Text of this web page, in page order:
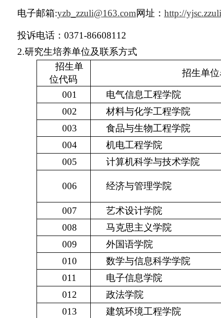
电子邮箱:yzb_zzuli@163.com网址： http://
投诉电话：0371-86608112
2.研究生培养单位及联系方式
招生单
位代码
招生单
001
电气信息工程学院
002
材料与化学工程学院
003
食品与生物工程学院
004
机电工程学院
005
计算机科学与技术学院
006 经济与管理学院
007
艺术设计学院
008
马克思主义学院
009
外国语学院
010
数学与信息科学学院
011
电子信息学院
012
政法学院
013
建筑环境工程学院